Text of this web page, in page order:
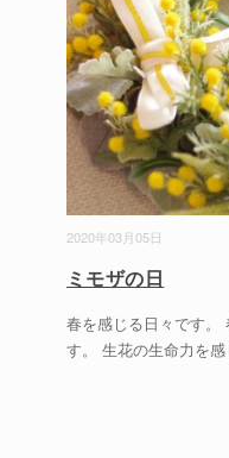
2020年03月05日
ミモザの日
春を感じる日々です。
す。 生花の生命力を